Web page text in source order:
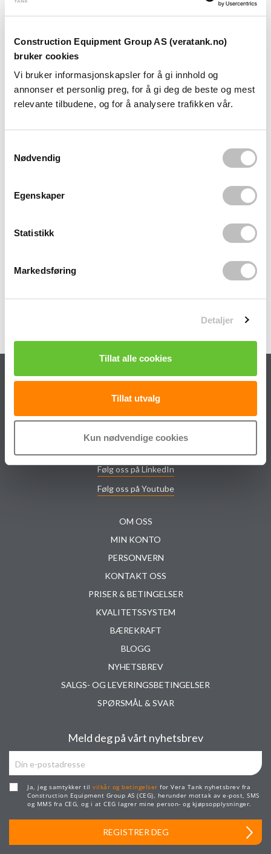
Construction Equipment Group AS (veratank.no)
bruker cookies
Vi bruker informasjonskapsler for å gi innhold og
annonser et personlig preg, for å gi deg de beste og mest
relevante tilbudene, og for å analysere trafikken vår.
Nødvendig
Egenskaper
Statistikk
Markedsføring
Detaljer
Tillat alle cookies
Tillat utvalg
Kun nødvendige cookies
for 4 stk 200L fat
8.250,00
for 1 stk 200L fat
5.100,00
PE dbl. 1000-5000L
Følg oss på LinkedIn
Følg oss på Youtube
OM OSS
MIN KONTO
PERSONVERN
KONTAKT OSS
PRISER & BETINGELSER
KVALITETSSYSTEM
BÆREKRAFT
BLOGG
NYHETSBREV
SALGS- OG LEVERINGSBETINGELSER
SPØRSMÅL & SVAR
Meld deg på vårt nyhetsbrev
Ja, jeg samtykker til vilkår og betingelser for Vera Tank nyhetsbrev fra
Construction Equipment Group AS (CEG), herunder mottak av e-post, SMS
og MMS fra CEG, og i at CEG lagrer mine person- og kjøpsopplysninger.